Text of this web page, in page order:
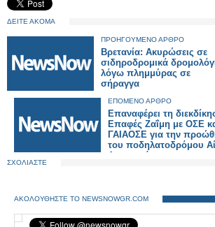
ΔΕΙΤΕ ΑΚΟΜΑ
ΠΡΟΗΓΟΥΜΕΝΟ ΑΡΘΡΟ
Βρετανία: Ακυρώσεις σε
σιδηροδρομικά
λόγω πλημμύρας σε
σήραγγα
ΕΠΟΜΕΝΟ ΑΡΘΡΟ
Επαναφέρει τη
Επαφές Ζαΐμη με ΟΣΕ
ΓΑΙΑΟΣΕ για την
του ποδηλατοδρόμου
Διακοπτό
ΣΧΟΛΙΑΣΤΕ
ΑΚΟΛΟΥΘΗΣΤΕ ΤΟ NEWSNOWGR.COM